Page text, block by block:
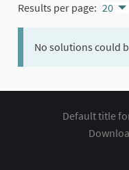
Results per page: 20
No solutions could
Default title